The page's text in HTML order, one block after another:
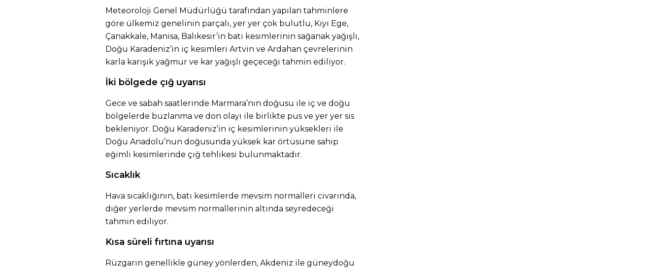
Meteoroloji Genel Müdürlüğü tarafından yapılan tahminlere
göre ülkemiz genelinin parçalı, yer yer çok bulutlu, Kıyı Ege,
Çanakkale, Manisa, Balıkesir’in batı kesimlerinin sağanak yağışlı,
Doğu Karadeniz’in iç kesimleri Artvin ve Ardahan çevrelerinin
karla karışık yağmur ve kar yağışlı geçeceği tahmin ediliyor.
İki bölgede çığ uyarısı
Gece ve sabah saatlerinde Marmara’nın doğusu ile iç ve doğu
bölgelerde buzlanma ve don olayı ile birlikte pus ve yer yer sis
bekleniyor. Doğu Karadeniz’in iç kesimlerinin yüksekleri ile
Doğu Anadolu’nun doğusunda yüksek kar örtüsüne sahip
eğimli kesimlerinde çığ tehlikesi bulunmaktadır.
Sıcaklık
Hava sıcaklığının, batı kesimlerde mevsim normalleri civarında,
diğer yerlerde mevsim normallerinin altında seyredeceği
tahmin ediliyor.
Kısa süreli fırtına uyarısı
Rüzgarın genellikle güney yönlerden, Akdeniz ile güneydoğu